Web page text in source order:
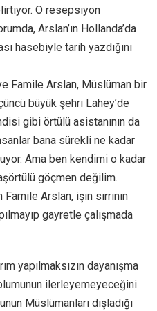
O resepsiyon
Arslan’ın Hollanda’da
hasebiyle tarih yazdığını
Famile Arslan, Müslüman bir
büyük şehri Lahey’de
gibi örtülü asistanının da
bana sürekli ne kadar
Ama ben kendimi o kadar
göçmen değilim.
Arslan, işin sırrının
gayretle çalışmada
yapılmaksızın dayanışma
ilerleyemeyeceğini
Müslümanları dışladığı